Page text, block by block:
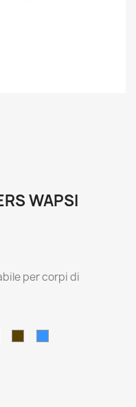
WAPSI
per corpi di